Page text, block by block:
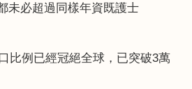
未必超過同樣年資既護士
比例已經冠絕全球，已突破3萬